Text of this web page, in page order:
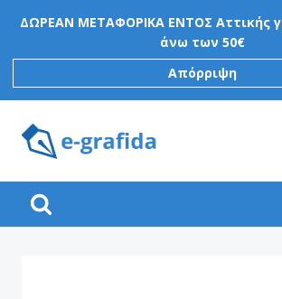
ΔΩΡΕΑΝ ΜΕΤΑΦΟΡΙΚΑ ΕΝΤΟΣ Αττικής
άνω των 50€
Απόρριψη